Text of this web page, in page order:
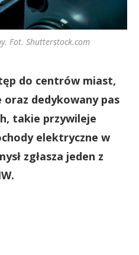
Fot. Shutterstock.com
do centrów miast,
dedykowany pas
takie przywileje
elektryczne w
zgłasza jeden z